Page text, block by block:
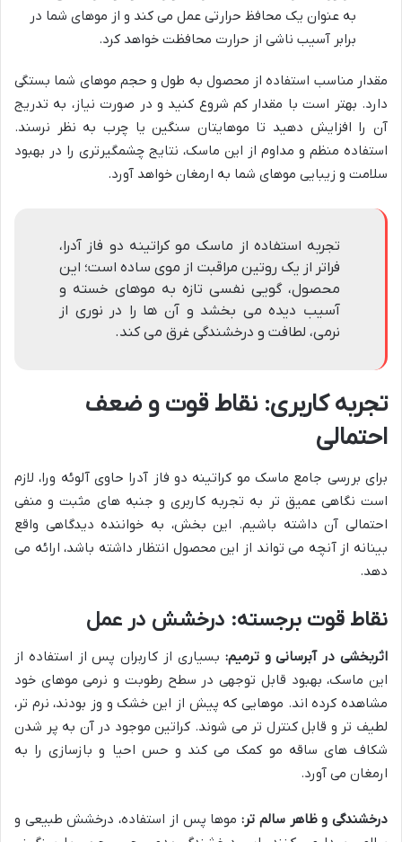
به عنوان یک محافظ حرارتی عمل می کند و از موهای شما در
برابر آسیب ناشی از حرارت محافظت خواهد کرد.
مقدار مناسب استفاده از محصول به طول و حجم موهای شما بستگی
دارد. بهتر است با مقدار کم شروع کنید و در صورت نیاز، به تدریج
آن را افزایش دهید تا موهایتان سنگین یا چرب به نظر نرسند.
استفاده منظم و مداوم از این ماسک، نتایج چشمگیرتری را در بهبود
سلامت و زیبایی موهای شما به ارمغان خواهد آورد.
تجربه استفاده از ماسک مو کراتینه دو فاز آدرا،
فراتر از یک روتین مراقبت از موی ساده است؛ این
محصول، گویی نفسی تازه به موهای خسته و
آسیب دیده می بخشد و آن ها را در نوری از
نرمی، لطافت و درخشندگی غرق می کند.
تجربه کاربری: نقاط قوت و ضعف
احتمالی
برای بررسی جامع ماسک مو کراتینه دو فاز آدرا حاوی آلوئه ورا، لازم
است نگاهی عمیق تر به تجربه کاربری و جنبه های مثبت و منفی
احتمالی آن داشته باشیم. این بخش، به خواننده دیدگاهی واقع
بینانه از آنچه می تواند از این محصول انتظار داشته باشد، ارائه می
دهد.
نقاط قوت برجسته: درخشش در عمل
اثربخشی در آبرسانی و ترمیم: بسیاری از کاربران پس از استفاده از
این ماسک، بهبود قابل توجهی در سطح رطوبت و نرمی موهای خود
مشاهده کرده اند. موهایی که پیش از این خشک و وز بودند، نرم تر،
لطیف تر و قابل کنترل تر می شوند. کراتین موجود در آن به پر شدن
شکاف های ساقه مو کمک می کند و حس احیا و بازسازی را به
ارمغان می آورد.
درخشندگی و ظاهر سالم تر:موها پس از استفاده، درخشش طبیعی و